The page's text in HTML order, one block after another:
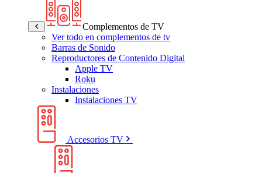
Complementos de TV
Ver todo en complementos de tv
Barras de Sonido
Reproductores de Contenido Digital
Apple TV
Roku
Instalaciones
Instalaciones TV
Accesorios TV